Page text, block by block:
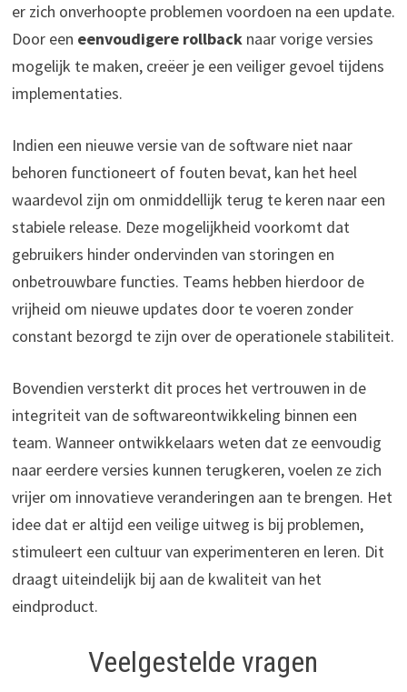
er zich onverhoopte problemen voordoen na een update.
Door een eenvoudigere rollbacknaar vorige versies
mogelijk te maken, creëer je een veiliger gevoel tijdens
implementaties.
Indien een nieuwe versie van de software niet naar
behoren functioneert of fouten bevat, kan het heel
waardevol zijn om onmiddellijk terug te keren naar een
stabiele release. Deze mogelijkheid voorkomt dat
gebruikers hinder ondervinden van storingen en
onbetrouwbare functies. Teams hebben hierdoor de
vrijheid om nieuwe updates door te voeren zonder
constant bezorgd te zijn over de operationele stabiliteit.
Bovendien versterkt dit proces het vertrouwen in de
integriteit van de softwareontwikkeling binnen een
team. Wanneer ontwikkelaars weten dat ze eenvoudig
naar eerdere versies kunnen terugkeren, voelen ze zich
vrijer om innovatieve veranderingen aan te brengen. Het
idee dat er altijd een veilige uitweg is bij problemen,
stimuleert een cultuur van experimenteren en leren. Dit
draagt uiteindelijk bij aan de kwaliteit van het
eindproduct.
Veelgestelde vragen